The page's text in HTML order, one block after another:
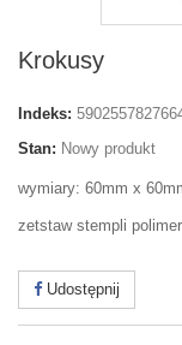
Krokusy
Indeks:
Stan: Nowy produkt
wymiary: 60mm x
zetstaw stempli
Udostępnij